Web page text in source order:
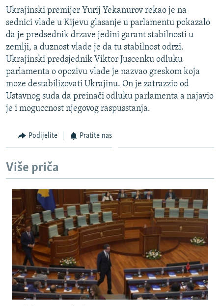
FOTOGALERIJE
INFOGRAFIKE
RAT U UKRAJINI
KINA NA BALKANU
RSE PRIČE IZ SVIJETA
ISPRIČAJ MI
DNEVNO@RSE
SPECIJALI RSE
VIŠE OD NASLOVA
GENOCID U SREBRENICI
POPLAVE I KLIZIŠTA U BIH 2024.
TV LIBERTY
MOJA EVROPA
TRI DECENIJE OD RATA U BIH
SVE KARTE DEJTONA
NASTANAK I RASPAD JUGOSLAVIJE
Sve RFE/RL stranice
Ukrajinski premijer Yurij Yekanurov rekao je na
sednici vlade u Kijevu glasanje u parlamentu pokazalo
da je predsednik drzave jedini garant stabilnosti u
zemlji, a duznost vlade je da tu stabilnost odrzi.
Ukrajinski predsjednik Viktor Juscenku odluku
parlamenta o opozivu vlade je nazvao greskom koja
moze destabilizovati Ukrajinu. On je zatrazzio od
Ustavnog suda da preinači odluku parlamenta a najavio
je i moguccnost njegovog raspusstanja.
Podijelite Pratite nas
Više priča